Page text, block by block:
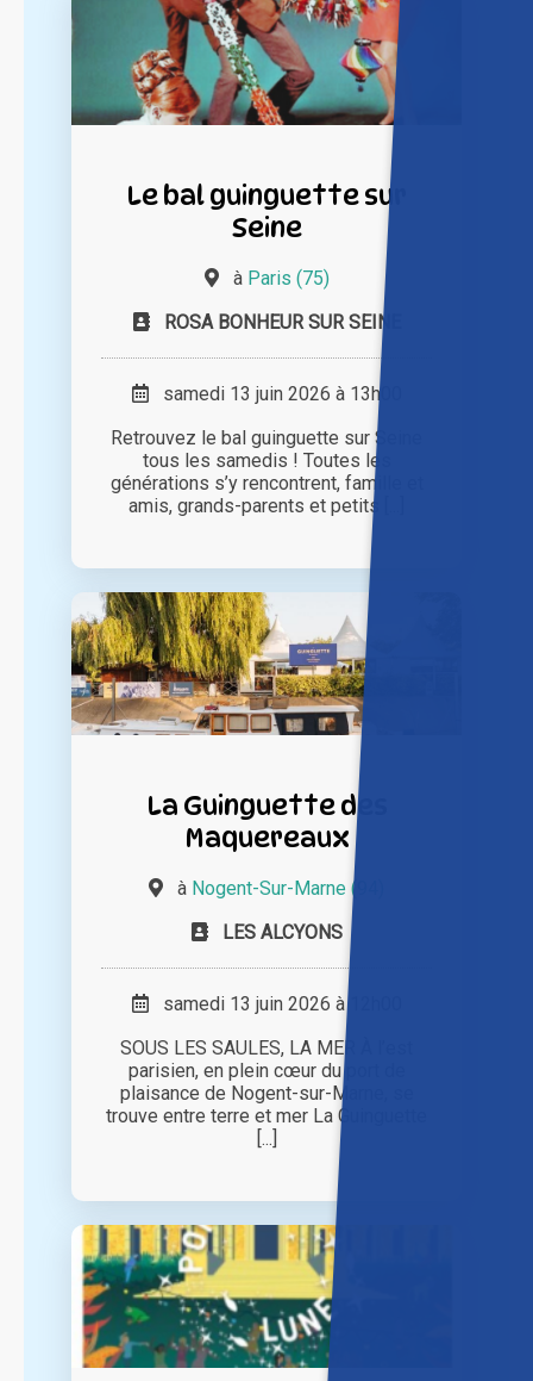
Le bal guinguette sur
Seine
à Paris (75)
ROSA BONHEUR SUR SEINE
samedi 13 juin 2026 à 13h00
Retrouvez le bal guinguette sur Seine
tous les samedis ! Toutes les
générations s’y rencontrent, famille et
amis, grands-parents et petits [...]
La Guinguette des
Maquereaux
à Nogent-Sur-Marne (94)
LES ALCYONS
samedi 13 juin 2026 à 12h00
SOUS LES SAULES, LA MER À l’est
parisien, en plein cœur du port de
plaisance de Nogent-sur-Marne, se
trouve entre terre et mer La Guinguette
[...]